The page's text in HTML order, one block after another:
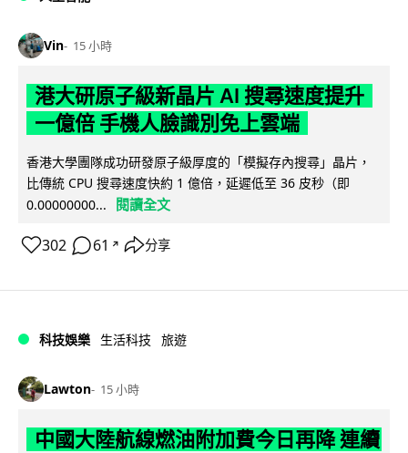
Vin 15 小時
港大研原子級新晶片 AI 搜尋速度提升
一億倍 手機人臉識別免上雲端
香港大學團隊成功研發原子級厚度的「模擬存內搜尋」晶片，
比傳統 CPU 搜尋速度快約 1 億倍，延遲低至 36 皮秒（即
0.00000000...
閱讀全文
302 61 ↗ 分享
科技娛樂 生活科技 旅遊
Lawton 15 小時
中國大陸航線燃油附加費今日再降 連續